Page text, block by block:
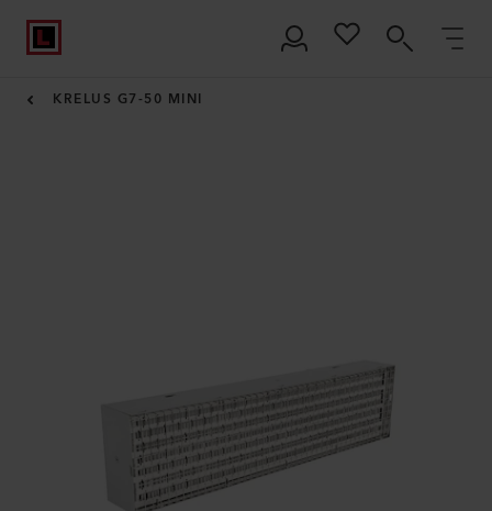
KRELUS G7-50 MINI